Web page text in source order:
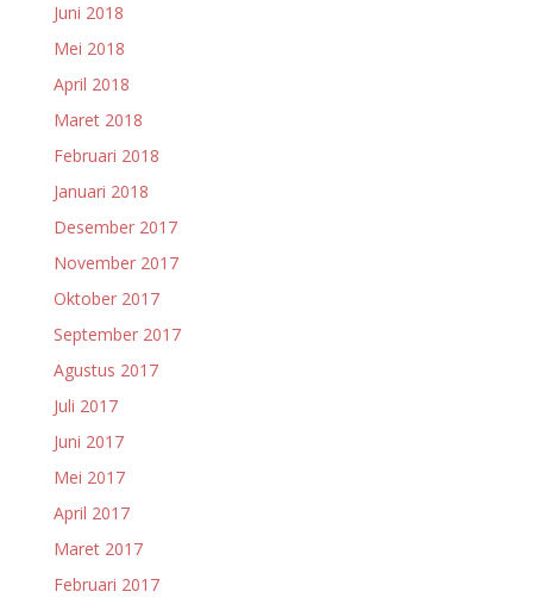
Juni 2018
Mei 2018
April 2018
Maret 2018
Februari 2018
Januari 2018
Desember 2017
November 2017
Oktober 2017
September 2017
Agustus 2017
Juli 2017
Juni 2017
Mei 2017
April 2017
Maret 2017
Februari 2017